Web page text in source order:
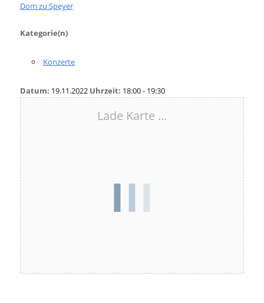
Dom zu Speyer
Kategorie(n)
Konzerte
Datum: 19.11.2022 Uhrzeit: 18:00 - 19:30
Lade Karte ...